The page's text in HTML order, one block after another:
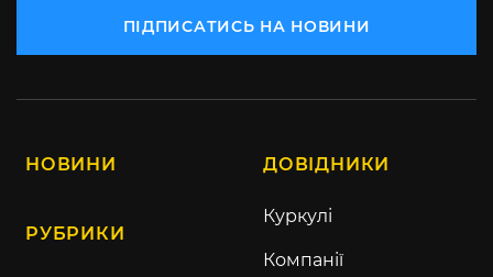
ПІДПИСАТИСЬ НА НОВИНИ
НОВИНИ
РУБРИКИ
ДОВІДНИКИ
Куркулі
Компанії